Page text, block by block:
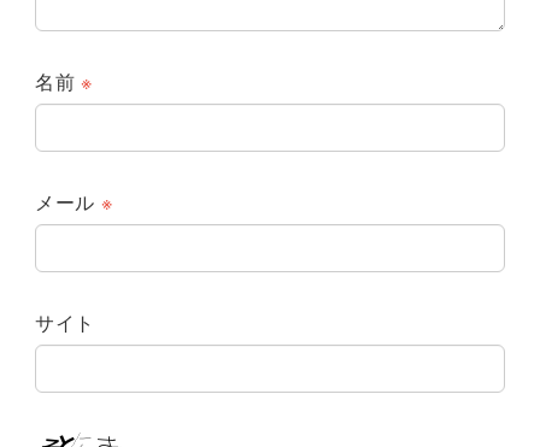
名前※
メール ※
サイト